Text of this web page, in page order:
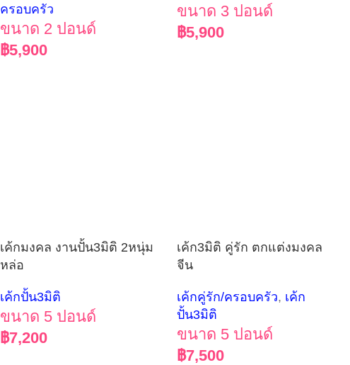
ครอบครัว
ขนาด 2 ปอนด์
฿5,900
ขนาด 3 ปอนด์
฿5,900
เค้กมงคล งานปั้น3มิติ 2หนุ่ม
หล่อ
เค้กปั้น3มิติ
ขนาด 5 ปอนด์
฿7,200
เค้ก3มิติ คู่รัก ตกแต่งมงคล
จีน
เค้กคู่รัก/ครอบครัว, เค้ก
ปั้น3มิติ
ขนาด 5 ปอนด์
฿7,500